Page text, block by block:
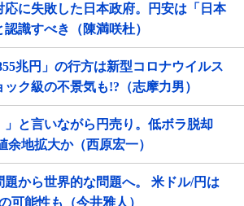
応に失敗した日本政府。円安は「日本
識すべき（陳満咲杜）
兆円」の行方は新型コロナウイルス
ク級の不景気も!?（志摩力男）
」と言いながら円売り。低ボラ脱却
余地拡大か（西原宏一）
題から世界的な問題へ。 米ドル/円は
可能性も（今井雅人）